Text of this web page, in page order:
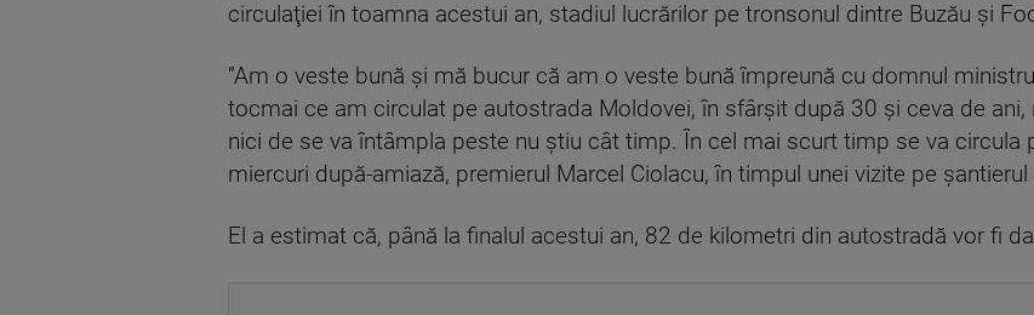
circulaţiei în toamna acestui an, stadiul lucrărilor pe tronsonul dintre Buzău şi
”Am o veste bună şi mă bucur că am o veste bună împreună cu domnul
tocmai ce am circulat pe autostrada Moldovei, în sfârşit după 30 şi ceva de
nici de se va întâmpla peste nu ştiu cât timp. În cel mai scurt timp se va circula
miercuri după-amiază, premierul Marcel Ciolacu, în timpul unei vizite pe
El a estimat că, până la finalul acestui an, 82 de kilometri din autostradă vor fi